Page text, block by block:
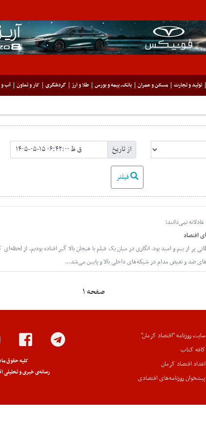
تولید و تجارت مسکن و عمران بانک، بیمه و بورس طلا و ارز گردشگری کار و تعاون آب
از تاریخ
فیلتر
نمی‌دانند؛
اقتصاد
از بیم و امید بود، انگاری در میان یک فیلم با هیجان بالا گیر افتاده بودیم. از
ضد و نقیض مدام در شبکه‌های داخلی بالا و پایین می‌شد...
صفحه ۱
سایت روزنامه "اقتصاد کرمان"
کافه کتاب
اعداد اقتصاد کرمان
پیشخوان روزنامه‌های اقتصادی
کلیه حقوق
رسانه‌ی خبری و تحلیلی